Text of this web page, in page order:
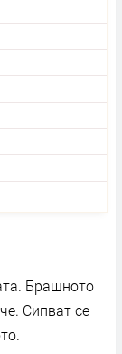
Брашното
Сипват се